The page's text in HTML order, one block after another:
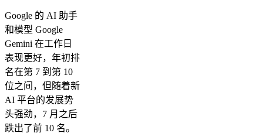
Google 的 AI 助手
和模型 Google
Gemini 在工作日
表现更好，年初排
名在第 7 到第 10
位之间，但随着新
AI 平台的发展势
头强劲，7 月之后
跌出了前 10 名。